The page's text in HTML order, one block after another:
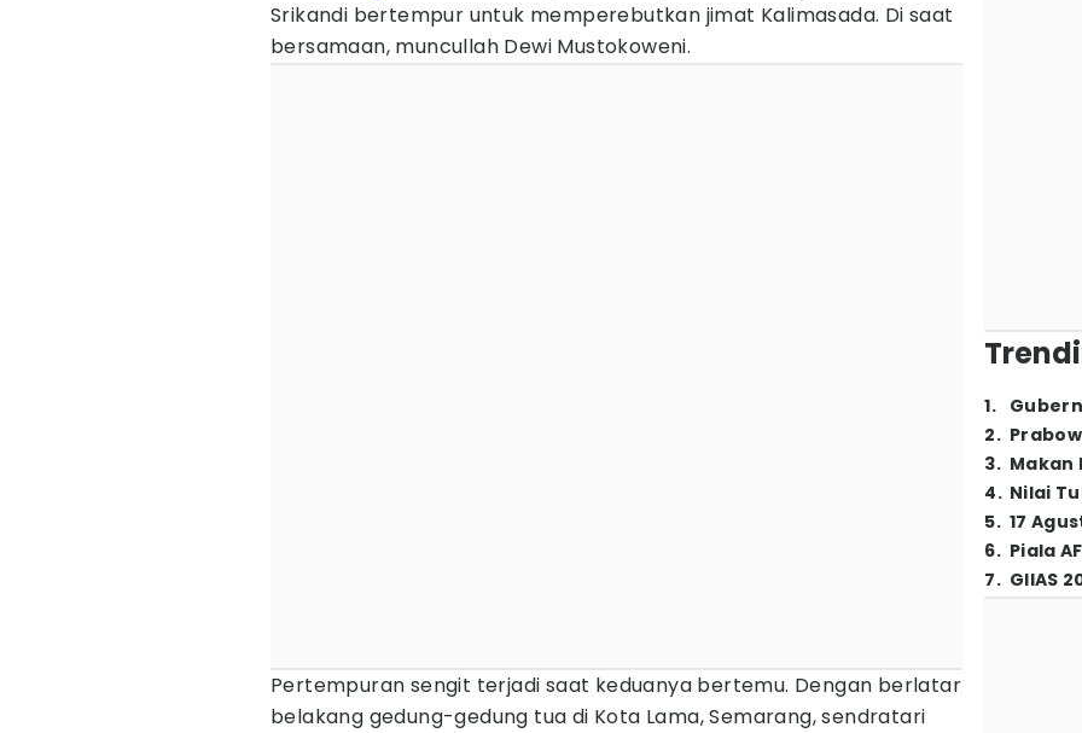
Srikandi bertempur untuk memperebutkan jimat Kalimasada. Di saat
bersamaan, muncullah Dewi Mustokoweni.
Pertempuran sengit terjadi saat keduanya bertemu. Dengan berlatar
belakang gedung-gedung tua di Kota Lama, Semarang, sendratari
1.
2.
3. Makan
4. Nilai
5. 17
6. Piala
7. GIIAS